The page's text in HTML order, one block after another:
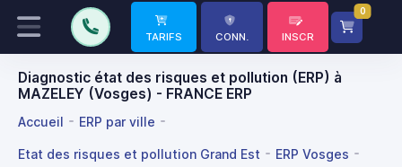
TARIFS CONN. INSCR
0
Diagnostic état des risques et pollution (ERP) à
MAZELEY (Vosges) - FRANCE ERP
Accueil ERP par ville
Etat des risques et pollution Grand Est ERP Vosges